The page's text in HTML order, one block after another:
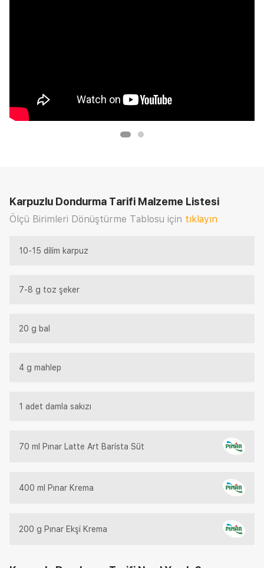
Karpuzlu Dondurma Tarifi Malzeme Listesi
Ölçü Birimleri Dönüştürme Tablosu için tıklayın
10-15 dilim karpuz
7-8 g toz şeker
20 g bal
4 g mahlep
1 adet damla sakızı
70 ml Pınar Latte Art Barista Süt
400 ml Pınar Krema
200 g Pınar Ekşi Krema